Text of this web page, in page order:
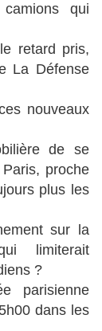
qui
retard pris,
La Défense
nouveaux
de se
proche
plus les
sur la
limiterait
?
parisienne
dans les